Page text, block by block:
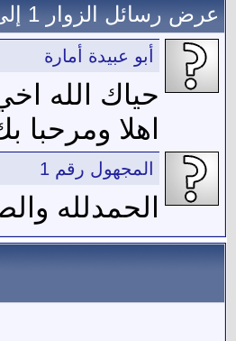
عرض رسائل الزوار 1 إلى
أبو عبيدة أمارة
حياك الله
اهلا ومرحبا
المجهول رقم 1
الحمدلله